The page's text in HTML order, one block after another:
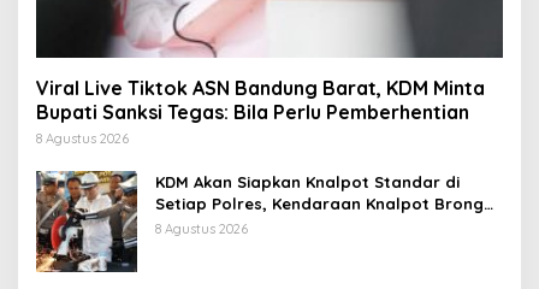
Viral Live Tiktok ASN Bandung Barat, KDM Minta
Bupati Sanksi Tegas: Bila Perlu Pemberhentian
8 Agustus 2026
KDM Akan Siapkan Knalpot Standar di
Setiap Polres, Kendaraan Knalpot Brong
Tertangkap Langsung Ganti
8 Agustus 2026